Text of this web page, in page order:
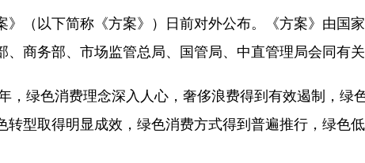
（以下简称《方案》）日前对外公布。《方案》由国
商务部、市场监管总局、国管局、中直管理局会同有关
绿色消费理念深入人心，奢侈浪费得到有效遏制，绿
转型取得明显成效，绿色消费方式得到普遍推行，绿色